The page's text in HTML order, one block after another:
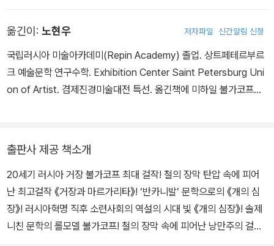
21년 모스크바로 이주하여 본격적으로 글을 쓰기 시작했다. 1921년
「치치코프의 모험(Похождения Чичикова)」을 시작으로 「소맷
동에 쓴 수기(Записки на манжетах)」(1923), 「디아볼리아다(Д
ьяволиада)」(1923) 등을 잇달아 발표해 유명해졌다. 불가코프의
6)를 발표했다. 의학적 소재는 비슷한 시기에 쓰여 불가코프의 사후
에 출판된 『개의 심장(Собачье сердце)』(1987)에도 반영되어
당대의 의료 현실을 둘러싼 환경을 날카로운 풍자로 풀어냈다. 1930
년대에 들어 불가코프의 작품은 출판이 전면적으로 금지되었다. 불가
코프의 많은 작품이 그의 사후에 출판된 이유이기도 하다. 작품 활동
옮긴이: 노현우 저자파일 신간알림 신청
국립러시아 미술아카데미(Repin Academy) 졸업. 상트페테르부르
크 예술문학 연구수학. Exhibition Center Saint Petersburg Uni
on of Artist. 겸제진경미술대전 특선. 옮긴책에 미하일 불가코프
출판사 제공 책소개
20세기 러시아 거장 불가코프 최대 걸작! 철의 장막 탄압 속에 피어
난 최고걸작 《거장과 마르가리타》! ‘반카니발’ 문학으로의 《개의 심
장》! 러시아혁명 직후 소련사회의 역설의 시대 빛 《개의 심장》! 솔제
니친 문학의 롤모델 불가코프! 철의 장막 속에 피어난 낭만주의 걸작